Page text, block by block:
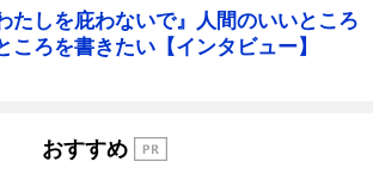
たしを庇わないで』人間のいいところ
ころを書きたい【インタビュー】
おすすめ